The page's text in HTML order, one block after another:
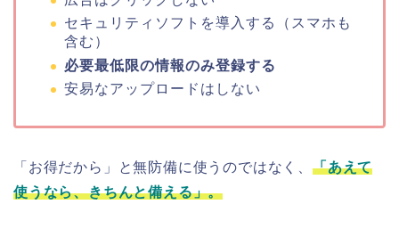
セキュリティソフトを導入する（スマホも
含む）
必要最低限の情報のみ登録する
安易なアップロードはしない
「お得だから」と無防備に使うのではなく、 「あえて
使うなら、きちんと備える」。